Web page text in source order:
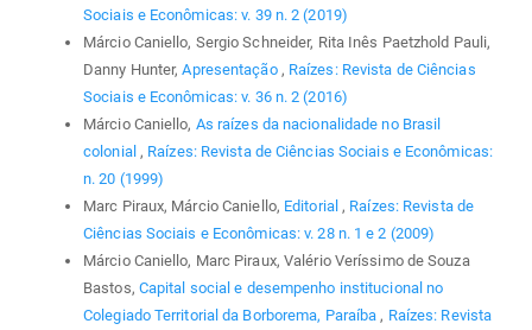
Sociais e Econômicas: v. 39 n. 2 (2019)
Márcio Caniello, Sergio Schneider, Rita Inês Paetzhold Pauli,
Danny Hunter,Apresentação , Raízes: Revista de Ciências
Sociais e Econômicas: v. 36 n. 2 (2016)
Márcio Caniello, As raízes da nacionalidade no Brasil
colonial , Raízes: Revista de Ciências Sociais e Econômicas:
n. 20 (1999)
Marc Piraux, Márcio Caniello, Editorial, Raízes: Revista de
Ciências Sociais e Econômicas: v. 28 n. 1 e 2 (2009)
Márcio Caniello, Marc Piraux, Valério Veríssimo de Souza
Bastos, Capital social e desempenho institucional no
Colegiado Territorial da Borborema, Paraíba, Raízes: Revista